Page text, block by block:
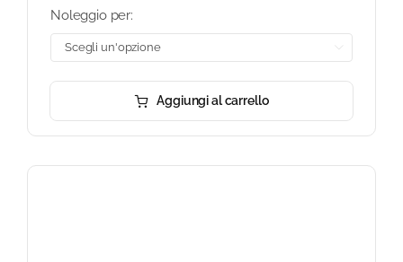
Noleggio per:
Aggiungi al carrello